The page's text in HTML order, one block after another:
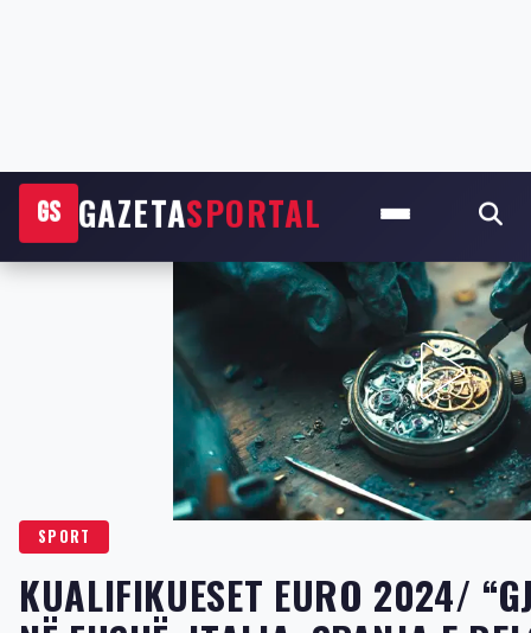
Start›Sport›Kualifikueset Euro 2024/ “Gjigandët” zbresin…
SPORT
KUALIFIKUESET EURO 2024/